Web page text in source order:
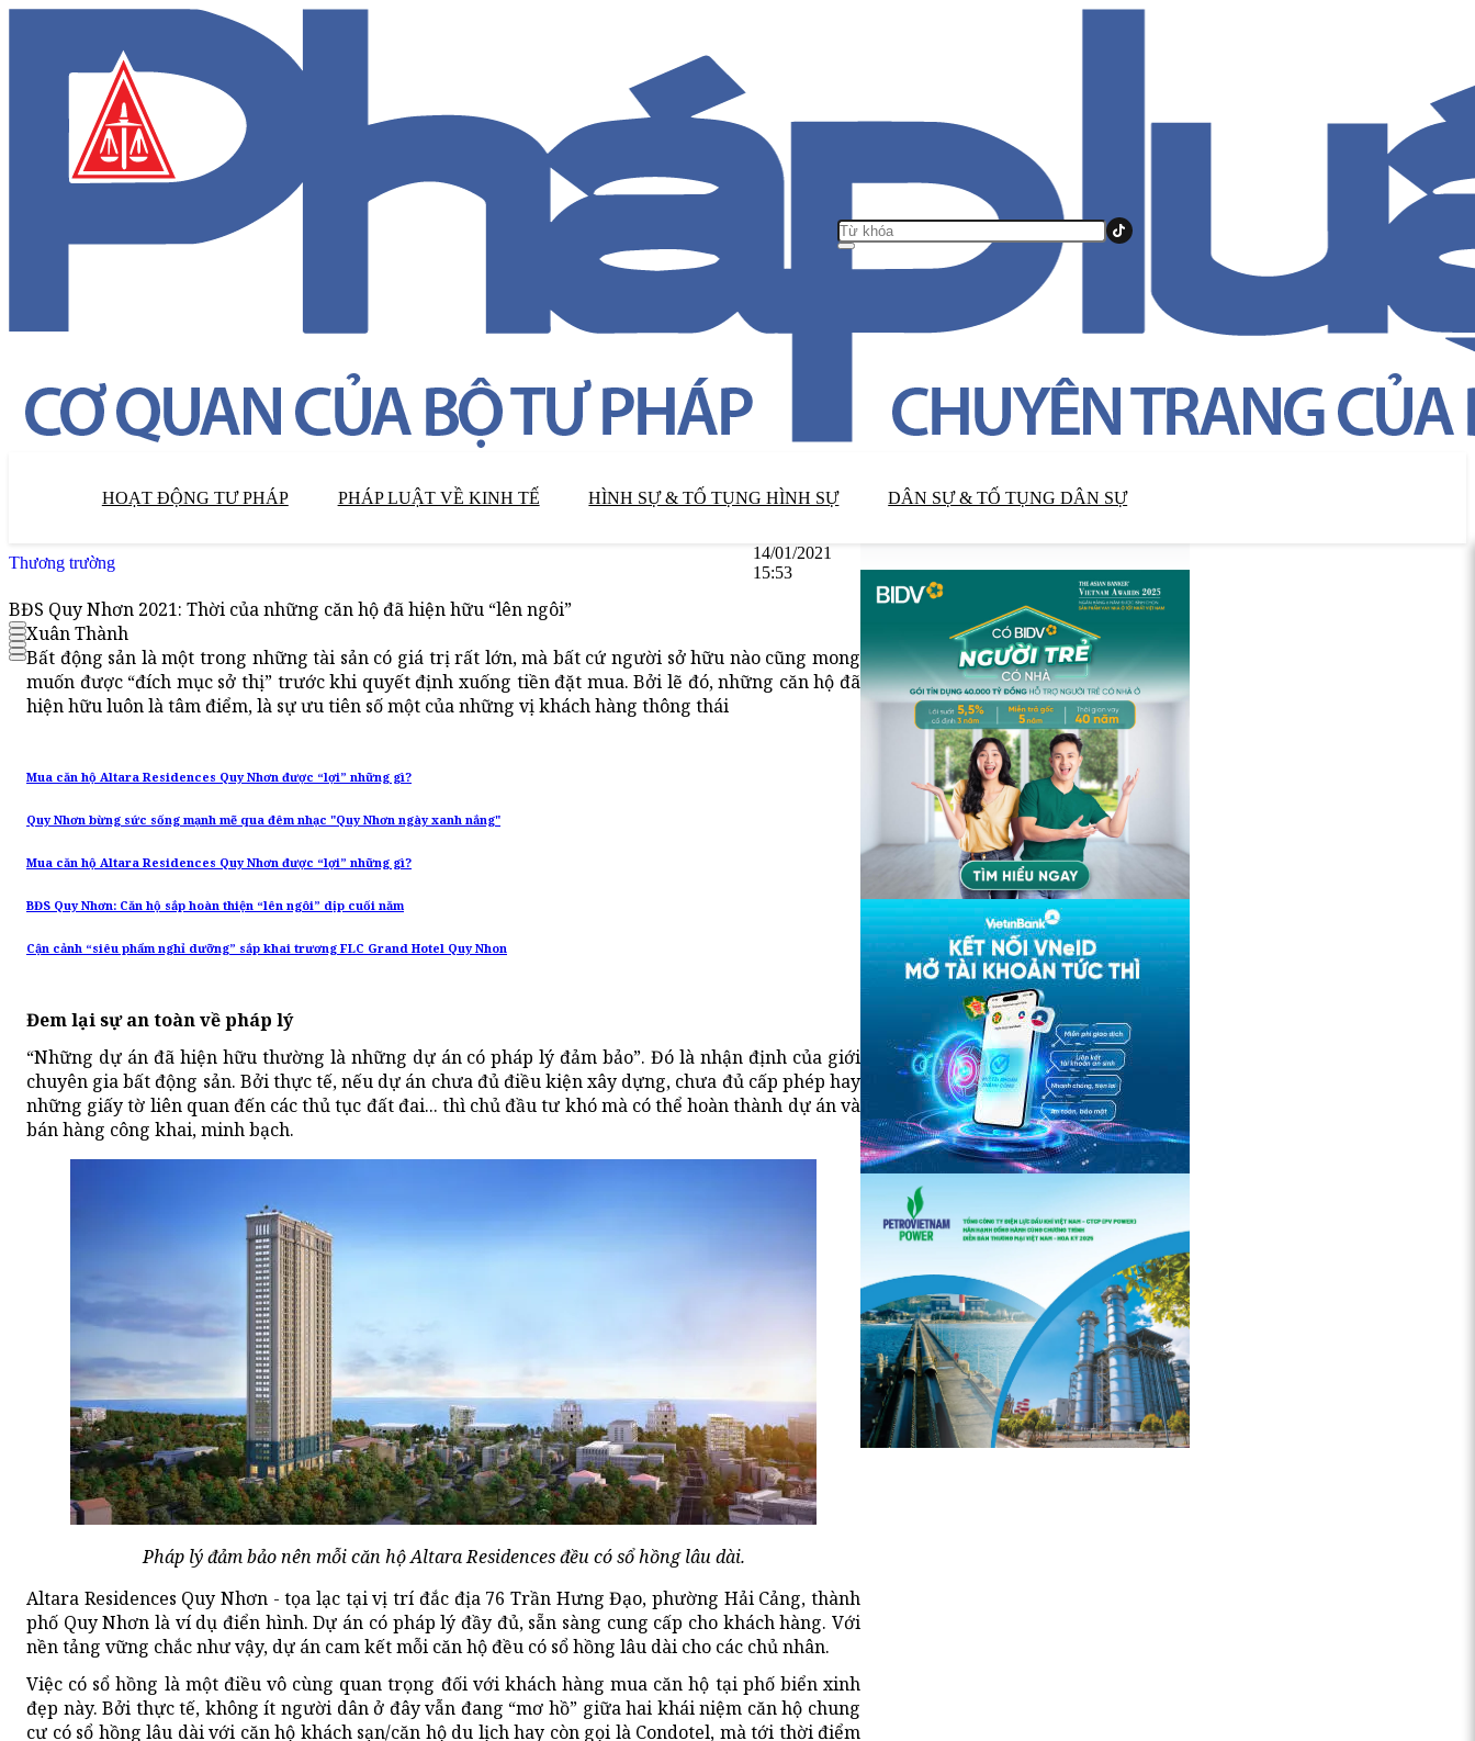
HOẠT ĐỘNG TƯ PHÁP PHÁP LUẬT VỀ KINH TẾ HÌNH SỰ & TỐ TỤNG HÌNH SỰ DÂN SỰ & TỐ TỤNG DÂN SỰ
Thương trường
14/01/2021
15:53
BĐS Quy Nhơn 2021: Thời của những căn hộ đã hiện hữu “lên ngôi”
Xuân Thành
Bất động sản là một trong những tài sản có giá trị rất lớn, mà bất cứ người sở hữu nào cũng mong
muốn được “đích mục sở thị” trước khi quyết định xuống tiền đặt mua. Bởi lẽ đó, những căn hộ đã
hiện hữu luôn là tâm điểm, là sự ưu tiên số một của những vị khách hàng thông thái
Mua căn hộ Altara Residences Quy Nhơn được “lợi” những gì?
Quy Nhơn bừng sức sống mạnh mẽ qua đêm nhạc "Quy Nhơn ngày xanh nắng"
Mua căn hộ Altara Residences Quy Nhơn được “lợi” những gì?
BĐS Quy Nhơn: Căn hộ sắp hoàn thiện “lên ngôi” dịp cuối năm
Cận cảnh “siêu phẩm nghỉ dưỡng” sắp khai trương FLC Grand Hotel Quy Nhon
Đem lại sự an toàn về pháp lý
“Những dự án đã hiện hữu thường là những dự án có pháp lý đảm bảo”. Đó là nhận định của giới
chuyên gia bất động sản. Bởi thực tế, nếu dự án chưa đủ điều kiện xây dựng, chưa đủ cấp phép hay
những giấy tờ liên quan đến các thủ tục đất đai... thì chủ đầu tư khó mà có thể hoàn thành dự án và
bán hàng công khai, minh bạch.
Pháp lý đảm bảo nên mỗi căn hộ Altara Residences đều có sổ hồng lâu dài.
Altara Residences Quy Nhơn - tọa lạc tại vị trí đắc địa 76 Trần Hưng Đạo, phường Hải Cảng, thành
phố Quy Nhơn là ví dụ điển hình. Dự án có pháp lý đầy đủ, sẵn sàng cung cấp cho khách hàng. Với
nền tảng vững chắc như vậy, dự án cam kết mỗi căn hộ đều có sổ hồng lâu dài cho các chủ nhân.
Việc có sổ hồng là một điều vô cùng quan trọng đối với khách hàng mua căn hộ tại phố biển xinh
đẹp này. Bởi thực tế, không ít người dân ở đây vẫn đang “mơ hồ” giữa hai khái niệm căn hộ chung
cư có sổ hồng lâu dài với căn hộ khách sạn/căn hộ du lịch hay còn gọi là Condotel, mà tới thời điểm